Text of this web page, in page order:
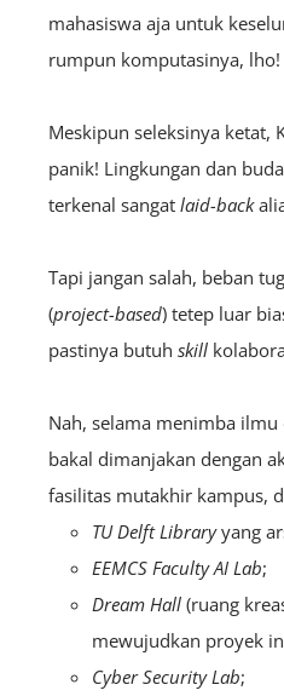
mahasiswa aja untuk
rumpun komputasinya, lho!
Meskipun seleksinya ketat,
panik! Lingkungan dan
terkenal sangat laid-back
Tapi jangan salah, beban
(project-based) tetep luar
pastinya butuh skill
Nah, selama menimba ilmu
bakal dimanjakan dengan
fasilitas mutakhir kampus,
TU Delft Libraryyang
EEMCS Faculty AI Lab;
Dream Hall (ruang
mewujudkan proyek
Cyber Security Lab;